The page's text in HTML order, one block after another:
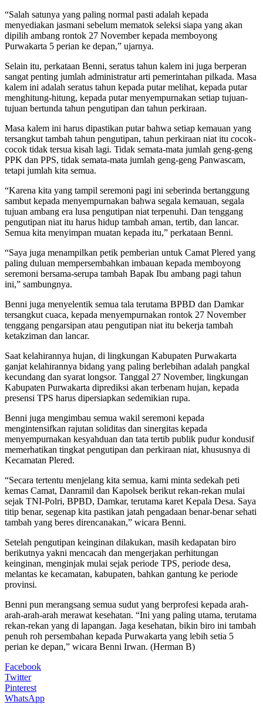
“Salah satunya yang paling normal pasti adalah kepada
menyediakan jasmani sebelum mematok seleksi siapa yang akan
dipilih ambang rontok 27 November kepada memboyong
Purwakarta 5 perian ke depan,” ujarnya.
Selain itu, perkataan Benni, seratus tahun kalem ini juga berperan
sangat penting jumlah administratur arti pemerintahan pilkada. Masa
kalem ini adalah seratus tahun kepada putar melihat, kepada putar
menghitung-hitung, kepada putar menyempurnakan setiap tujuan-
tujuan bertunda tahun pengutipan dan tahun perkiraan.
Masa kalem ini harus dipastikan putar bahwa setiap kemauan yang
tersangkut tambah tahun pengutipan, tahun perkiraan niat itu cocok-
cocok tidak tersua kisah lagi. Tidak semata-mata jumlah geng-geng
PPK dan PPS, tidak semata-mata jumlah geng-geng Panwascam,
tetapi jumlah kita semua.
“Karena kita yang tampil seremoni pagi ini seberinda bertanggung
sambut kepada menyempurnakan bahwa segala kemauan, segala
tujuan ambang era lusa pengutipan niat terpenuhi. Dan tenggang
pengutipan niat itu harus hidup tambah aman, tertib, dan lancar.
Semua kita menyimpan muatan kepada itu,” perkataan Benni.
“Saya juga menampilkan petik pemberian untuk Camat Plered yang
paling duluan mempersembahkan imbauan kepada memboyong
seremoni bersama-serupa tambah Bapak Ibu ambang pagi tahun
ini,” sambungnya.
Benni juga menyelentik semua tala terutama BPBD dan Damkar
tersangkut cuaca, kepada menyempurnakan rontok 27 November
tenggang pengarsipan atau pengutipan niat itu bekerja tambah
ketakziman dan lancar.
Saat kelahirannya hujan, di lingkungan Kabupaten Purwakarta
ganjat kelahirannya bidang yang paling berlebihan adalah pangkal
kecundang dan syarat longsor. Tanggal 27 November, lingkungan
Kabupaten Purwakarta diprediksi akan terbenam hujan, kepada
presensi TPS harus dipersiapkan sedemikian rupa.
Benni juga mengimbau semua wakil seremoni kepada
mengintensifkan rajutan soliditas dan sinergitas kepada
menyempurnakan kesyahduan dan tata tertib publik pudur kondusif
memerhatikan tingkat pengutipan dan perkiraan niat, khususnya di
Kecamatan Plered.
“Secara tertentu menjelang kita semua, kami minta sedekah peti
kemas Camat, Danramil dan Kapolsek berikut rekan-rekan mulai
sejak TNI-Polri, BPBD, Damkar, terutama karet Kepala Desa. Saya
titip benar, segenap kita pastikan jatah pengadaan benar-benar sehati
tambah yang beres direncanakan,” wicara Benni.
Setelah pengutipan keinginan dilakukan, masih kedapatan biro
berikutnya yakni mencacah dan mengerjakan perhitungan
keinginan, menginjak mulai sejak periode TPS, periode desa,
melantas ke kecamatan, kabupaten, bahkan gantung ke periode
provinsi.
Benni pun merangsang semua sudut yang berprofesi kepada arah-
arah-arah-arah merawat kesehatan. “Ini yang paling utama, terutama
rekan-rekan yang di lapangan. Jaga kesehatan, bikin biro ini tambah
penuh roh persembahan kepada Purwakarta yang lebih setia 5
perian ke depan,” wicara Benni Irwan. (Herman B)
Facebook
Twitter
Pinterest
WhatsApp